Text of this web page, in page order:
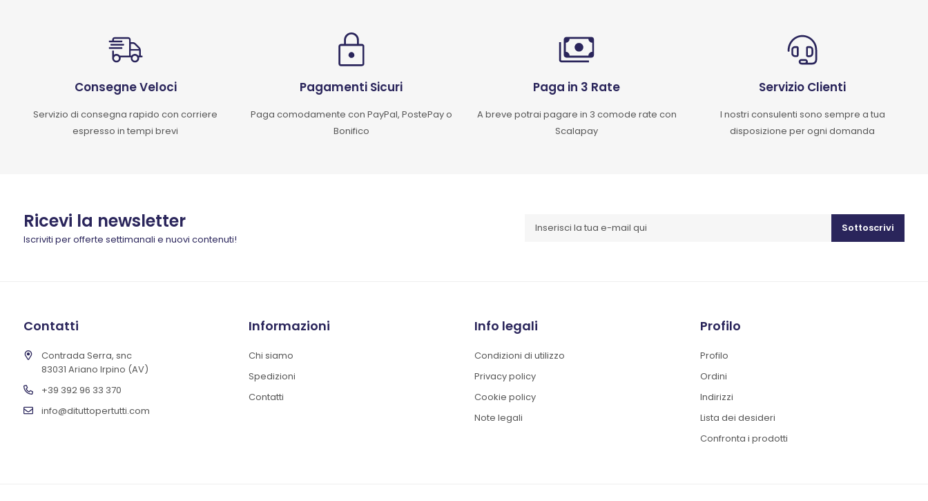
Consegne Veloci
Servizio di consegna rapido con corriere
espresso in tempi brevi
Pagamenti Sicuri
Paga comodamente con PayPal, PostePay o
Bonifico
Paga in 3 Rate
A breve potrai pagare in 3 comode rate con
Scalapay
Servizio Clienti
I nostri consulenti sono sempre a tua
disposizione per ogni domanda
Ricevi la newsletter
Iscriviti per offerte settimanali e nuovi contenuti!
Sottoscrivi
Contatti
Contrada Serra, snc
83031 Ariano Irpino (AV)
+39 392 96 33 370
info@dituttopertutti.com
Informazioni
Chi siamo
Spedizioni
Contatti
Info legali
Condizioni di utilizzo
Privacy policy
Cookie policy
Note legali
Profilo
Profilo
Ordini
Indirizzi
Lista dei desideri
Confronta i prodotti